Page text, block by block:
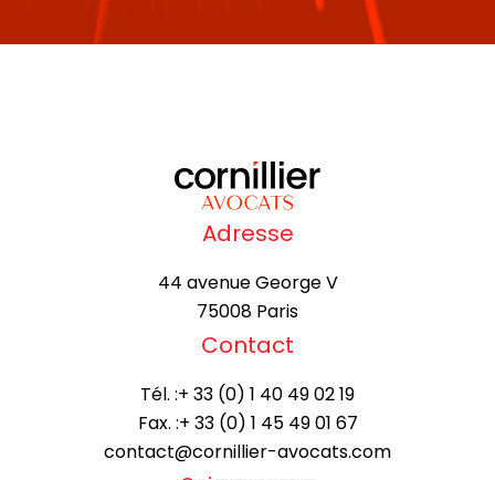
Adresse
44 avenue George V
75008 Paris
Contact
Tél. :+ 33 (0) 1 40 49 02 19
Fax. :+ 33 (0) 1 45 49 01 67
contact@cornillier-avocats.com